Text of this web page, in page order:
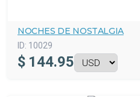
NOCHES DE NOSTALGIA
ID: 10029
$ 144.95